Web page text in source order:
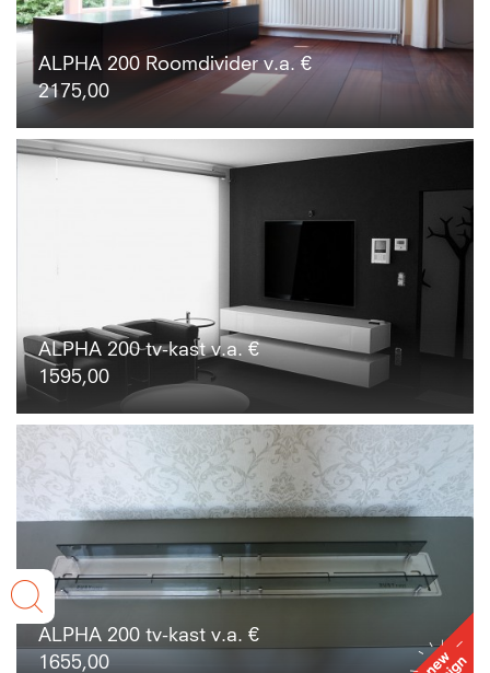
ALPHA 200 Roomdivider v.a. €
2175,00
ALPHA 200 tv-kast v.a. €
1595,00
ALPHA 200 tv-kast v.a. €
1655,00